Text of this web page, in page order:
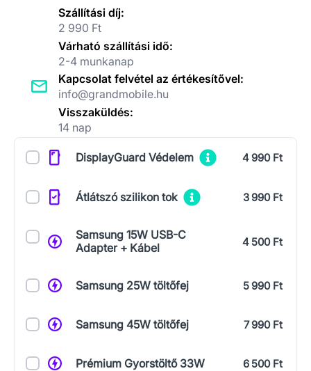
Szállítási díj:
2 990 Ft
Várható szállítási idő:
2-4 munkanap
Kapcsolat felvétel az értékesítővel:
info@grandmobile.hu
Visszaküldés:
14 nap
KiegészítőkDisplayGuard Védelem 4 990 Ft
Átlátszó szilikon tok 3 990 Ft
Samsung 15W USB-C
Adapter + Kábel
4 500 Ft
Samsung 25W töltőfej 5 990 Ft
Samsung 45W töltőfej 7 990 Ft
Prémium Gyorstöltő 33W 6 500 Ft